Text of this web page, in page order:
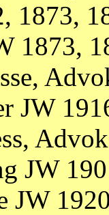
1873,
1873,
JW
JW
JW